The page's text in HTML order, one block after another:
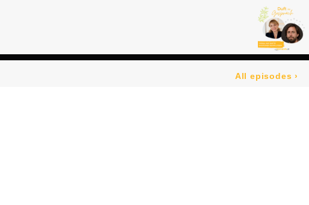
All episodes ›